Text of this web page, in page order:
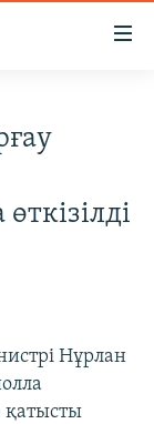
Нұрлан
қатысты